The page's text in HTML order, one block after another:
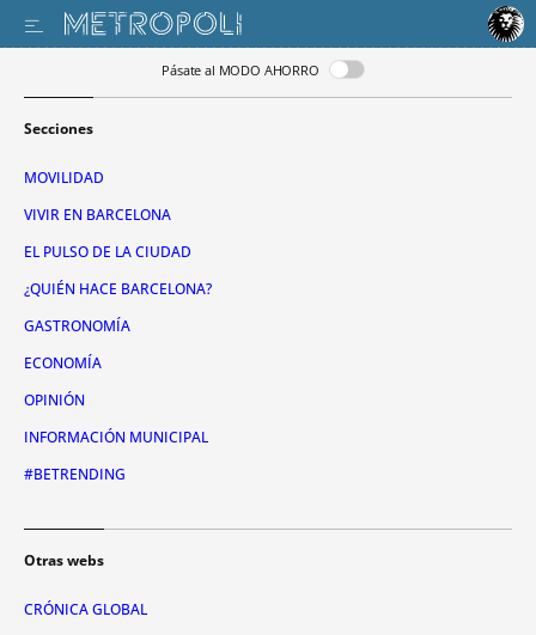
Pásate al MODO AHORRO
Secciones
MOVILIDAD
VIVIR EN BARCELONA
EL PULSO DE LA CIUDAD
¿QUIÉN HACE BARCELONA?
GASTRONOMÍA
ECONOMÍA
OPINIÓN
INFORMACIÓN MUNICIPAL
#BETRENDING
Otras webs
CRÓNICA GLOBAL